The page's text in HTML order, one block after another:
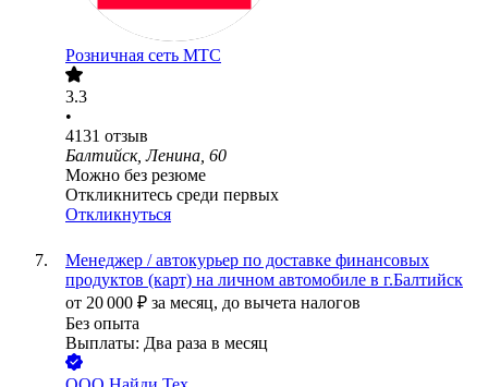
Розничная сеть МТС
3.3
•
4131 отзыв
Балтийск, Ленина, 60
Можно без резюме
Откликнитесь среди первых
Откликнуться
Менеджер / автокурьер по доставке финансовых
продуктов (карт) на личном автомобиле в г.Балтийск
от 20 000 ₽ за месяц, до вычета налогов
Без опыта
Выплаты: Два раза в месяц